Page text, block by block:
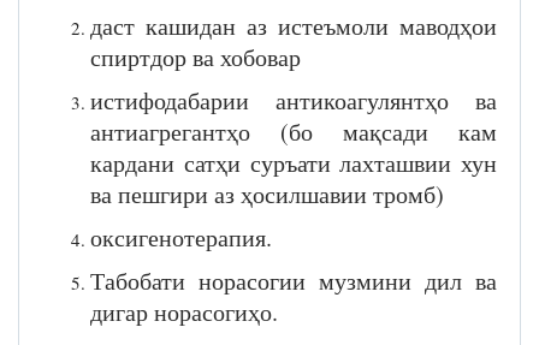
даст кашидан аз истеъмоли маводҳои
спиртдор ва хобовар
истифодабарии антикоагулянтҳо ва
антиагрегантҳо (бо мақсади кам
кардани сатҳи суръати лахташвии хун
ва пешгири аз ҳосилшавии тромб)
оксигенотерапия.
Табобати норасогии музмини дил ва
дигар норасогиҳо.